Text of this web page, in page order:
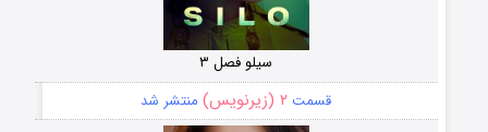
سیلو فصل ۳
قسمت ۲ (زیرنویس) منتشر شد